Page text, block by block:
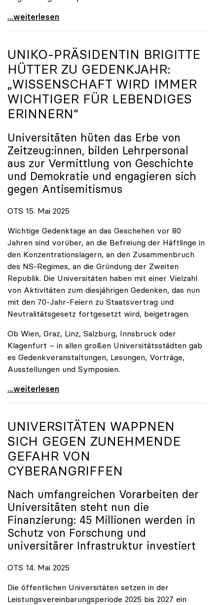
ORF-Publikumsrat: Regierung entsendet nun doch
...weiterlesen
UNIKO-PRÄSIDENTIN BRIGITTE
HÜTTER ZU GEDENKJAHR:
„WISSENSCHAFT WIRD IMMER
WICHTIGER FÜR LEBENDIGES
ERINNERN“
Universitäten hüten das Erbe von
Zeitzeug:innen, bilden Lehrpersonal
aus zur Vermittlung von Geschichte
und Demokratie und engagieren sich
gegen Antisemitismus
OTS 15. Mai 2025
Wichtige Gedenktage an das Geschehen vor 80
Jahren sind vorüber, an die Befreiung der Häftlinge in
den Konzentrationslagern, an den Zusammenbruch
des NS-Regimes, an die Gründung der Zweiten
Republik. Die Universitäten haben mit einer Vielzahl
von Aktivitäten zum diesjährigen Gedenken, das nun
mit den 70-Jahr-Feiern zu Staatsvertrag und
Neutralitätsgesetz fortgesetzt wird, beigetragen.
Ob Wien, Graz, Linz, Salzburg, Innsbruck oder
Klagenfurt – in allen großen Universitätsstädten gab
es Gedenkveranstaltungen, Lesungen, Vorträge,
Ausstellungen und Symposien.
uniko-Präsidentin Brigitte Hütter zu Gedenkjahr:
...weiterlesen
UNIVERSITÄTEN WAPPNEN
SICH GEGEN ZUNEHMENDE
GEFAHR VON
CYBERANGRIFFEN
Nach umfangreichen Vorarbeiten der
Universitäten steht nun die
Finanzierung: 45 Millionen werden in
Schutz von Forschung und
universitärer Infrastruktur investiert
OTS 14. Mai 2025
Die öffentlichen Universitäten setzen in der
Leistungsvereinbarungsperiode 2025 bis 2027 ein